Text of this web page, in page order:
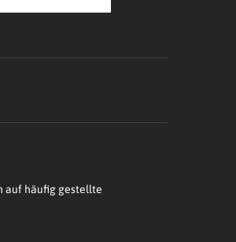
auf häufig gestellte